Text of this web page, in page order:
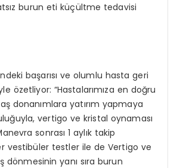
burun eti küçültme tedavisi
başarısı ve olumlu hasta geri
özetliyor: “Hastalarımıza en doğru
donanımlara yatırım yapmaya
vertigo ve kristal oynaması
sonrası 1 aylık takip
vestibüler testler ile de Vertigo ve
dönmesinin yanı sıra burun